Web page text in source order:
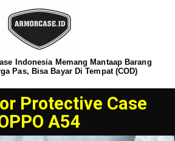
Indonesia Memang Mantaap Barang
Pas, Bisa Bayar Di Tempat (COD)
Protective Case
A54